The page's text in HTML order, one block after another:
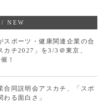
NEW
スポーツ・健康関連企業の合
カチ2027」を3/3＠東京、
！
合同説明会アスカチ、「スポ
わる面白さ」